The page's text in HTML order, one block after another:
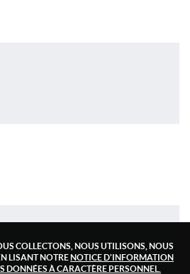
2025
COLLECTONS, NOUS UTILISONS, NOUS
LISANT NOTRENOTICE D'INFORMATION
DONNÉES À CARACTÈRE PERSONNEL.